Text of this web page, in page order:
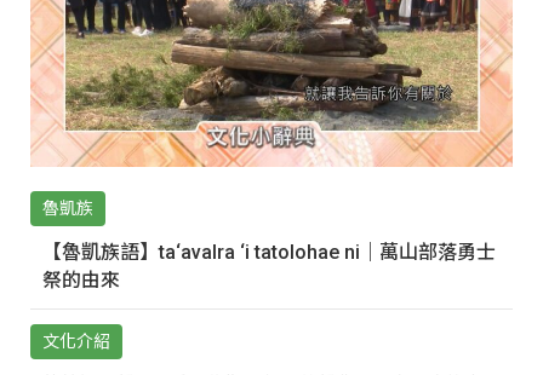
魯凱族
【魯凱族語】ta‘avalra ‘i tatolohae ni｜萬山部落勇士
祭的由來
文化介紹